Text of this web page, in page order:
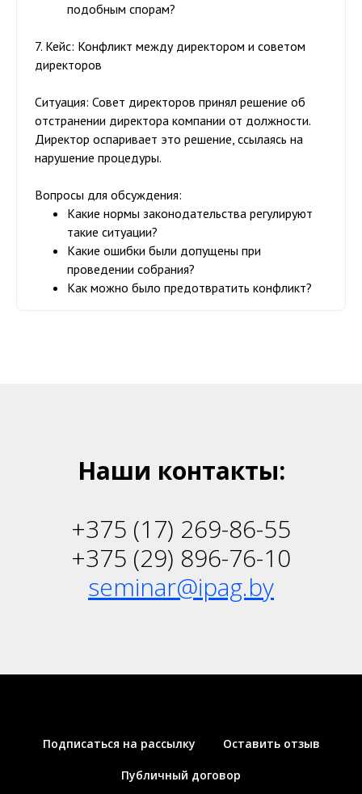
подобным спорам?
7. Кейс: Конфликт между директором и советом
директоров
Ситуация: Совет директоров принял решение об
отстранении директора компании от должности.
Директор оспаривает это решение, ссылаясь на
нарушение процедуры.
Вопросы для обсуждения:
Какие нормы законодательства регулируют
такие ситуации?
Какие ошибки были допущены при
проведении собрания?
Как можно было предотвратить конфликт?
Наши контакты:
+375 (17) 269-86-55
+375 (29) 896-76-10
seminar@ipag.by
Подписаться на рассылку Оставить отзыв
Публичный договор